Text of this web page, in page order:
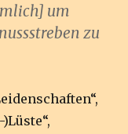
um
zu